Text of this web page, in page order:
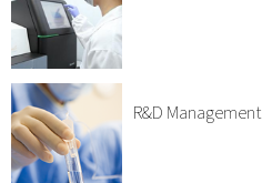
R&D Management